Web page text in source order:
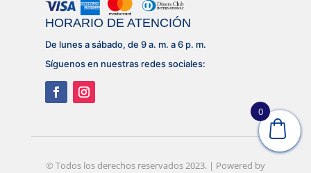
HORARIO DE ATENCIÓN
De lunes a sábado, de 9 a. m. a 6 p. m.
Síguenos en nuestras redes sociales:
© Desarrollado porLujhon – Agencia de Marketing
© Todos los derechos reservados 2023. | Powered by
0